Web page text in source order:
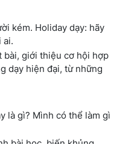
kém. Holiday dạy: hãy
ai.
bài, giới thiệu cơ hội hợp
dạy hiện đại, từ những
là gì? Mình có thể làm gì